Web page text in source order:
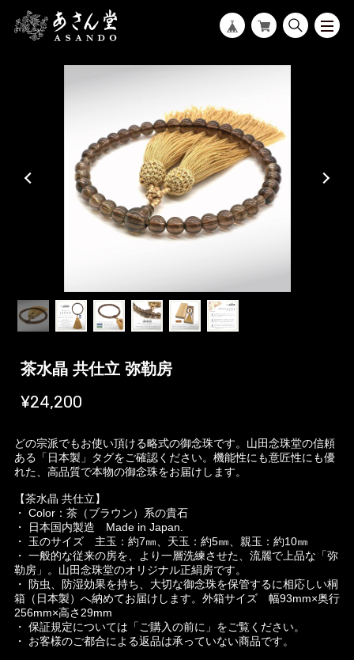
茶水晶 共仕立 弥勒房
¥24,200
どの宗派でもお使い頂ける略式の御念珠です。山田念珠堂の信頼
ある「日本製」タグをご確認ください。機能性にも意匠性にも優
れた、高品質で本物の御念珠をお届けします。
【茶水晶 共仕立】
・ Color：茶（ブラウン）系の貴石
・ 日本国内製造 Made in Japan.
・ 玉のサイズ 主玉：約7㎜、天玉：約5㎜、親玉：約10㎜
・ 一般的な従来の房を、より一層洗練させた、流麗で上品な「弥
勒房」。山田念珠堂のオリジナル正絹房です。
・ 防虫、防湿効果を持ち、大切な御念珠を保管するに相応しい桐
箱（日本製）へ納めてお届けします。外箱サイズ 幅93mm×奥行
256mm×高さ29mm
・ 保証規定については「ご購入の前に」をご覧ください。
・ お客様のご都合による返品は承っていない商品です。